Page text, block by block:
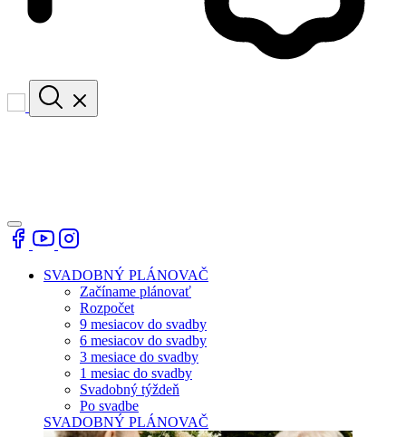
SVADOBNÝ PLÁNOVAČ
Začíname plánovať
Rozpočet
9 mesiacov do svadby
6 mesiacov do svadby
3 mesiace do svadby
1 mesiac do svadby
Svadobný týždeň
Po svadbe
SVADOBNÝ PLÁNOVAČ